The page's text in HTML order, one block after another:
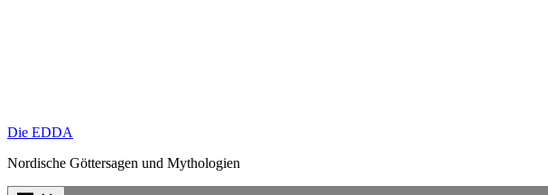
Die EDDA
Nordische Göttersagen und Mythologien